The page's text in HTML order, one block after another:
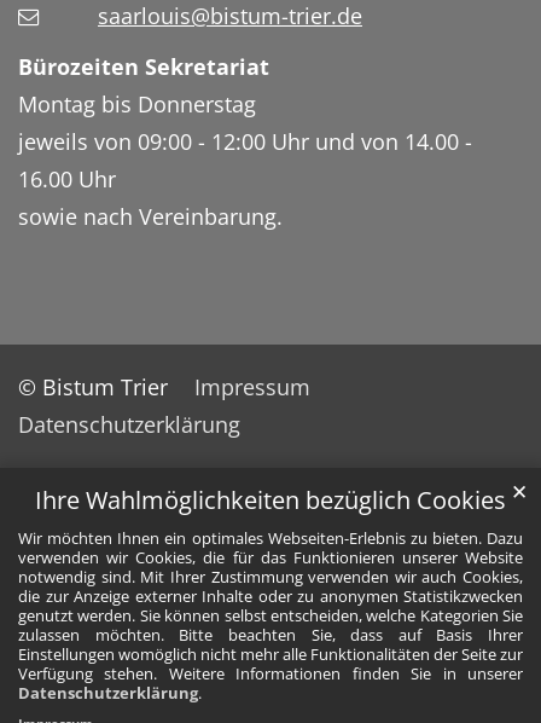
Ihre Wahlmöglichkeiten bezüglich Cookies
Wir möchten Ihnen ein optimales Webseiten-Erlebnis zu bieten. Dazu
verwenden wir Cookies, die für das Funktionieren unserer Website
notwendig sind. Mit Ihrer Zustimmung verwenden wir auch Cookies,
die zur Anzeige externer Inhalte oder zu anonymen Statistikzwecken
genutzt werden. Sie können selbst entscheiden, welche Kategorien Sie
zulassen möchten. Bitte beachten Sie, dass auf Basis Ihrer
Einstellungen womöglich nicht mehr alle Funktionalitäten der Seite zur
Verfügung stehen. Weitere Informationen finden Sie in unserer
Datenschutzerklärung.
✕
saarlouis@bistum-trier.de
Bürozeiten Sekretariat
Montag bis Donnerstag
jeweils von 09:00 - 12:00 Uhr und von 14.00 -
16.00 Uhr
sowie nach Vereinbarung.
© Bistum Trier
Impressum
Datenschutzerklärung